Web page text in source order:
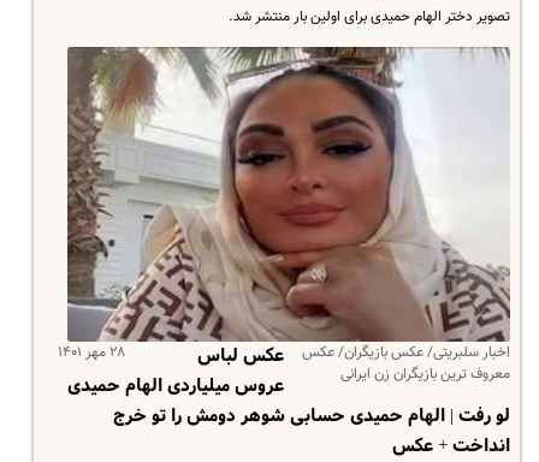
تصویر دختر الهام حمیدی برای اولین بار منتشر شد.
اخبار سلبریتی/ عکس بازیگران/ عکس
معروف ترین بازیگران زن ایرانی
۲۸ مهر ۱۴۰۱
عکس لباس
عروس میلیاردی الهام حمیدی
لو رفت | الهام حمیدی حسابی شوهر دومش را تو خرج
انداخت + عکس